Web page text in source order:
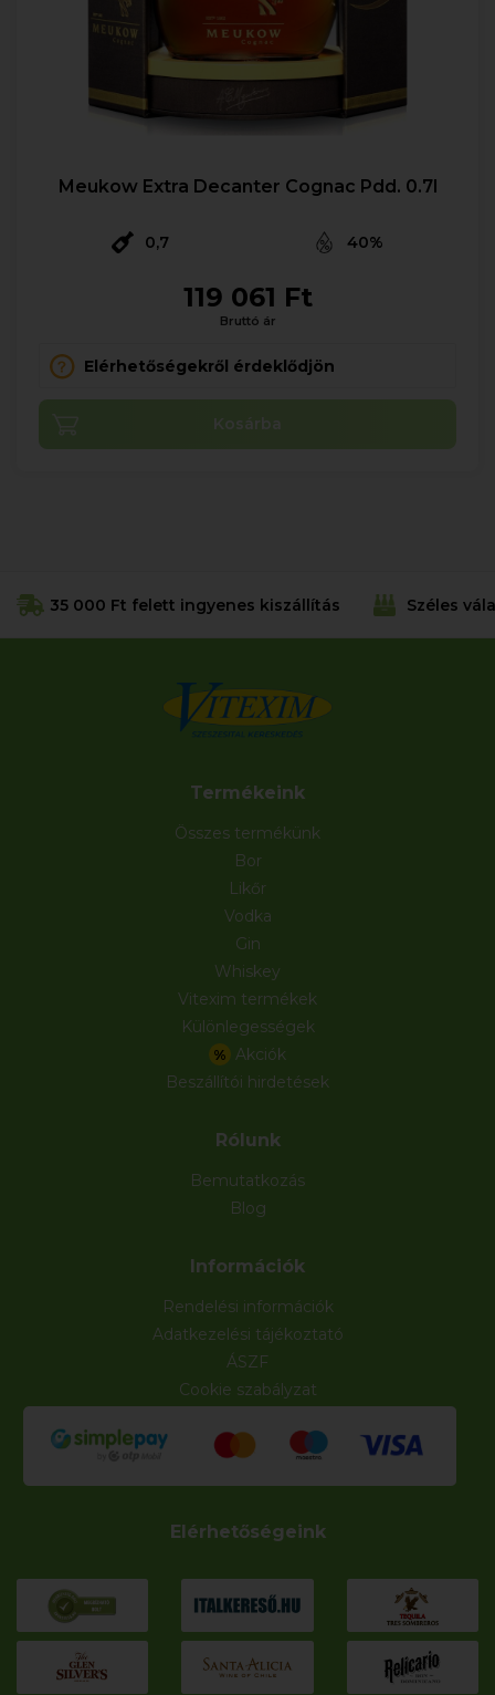
Meukow Extra Decanter Cognac Pdd. 0.7l
0,7 40%
119 061 Ft
Bruttó ár
Elérhetőségekről érdeklődjön
Kosárba
35 000 Ft felett ingyenes kiszállítás Széles
Termékeink
Összes termékünk
Bor
Likőr
Vodka
Gin
Whiskey
Vitexim termékek
Különlegességek
% Akciók
Beszállítói hirdetések
Rólunk
Bemutatkozás
Blog
Információk
Rendelési információk
Adatkezelési tájékoztató
ÁSZF
Cookie szabályzat
Elérhetőségeink